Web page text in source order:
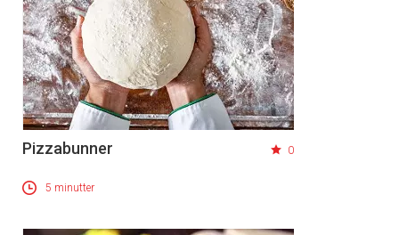
Pizzabunner 0
5 minutter